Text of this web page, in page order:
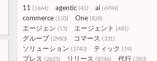
11 (1664) agentic (41) ai (6994)
commerce (103) One (828)
エージェン (15) エージェント (481)
グループ (2980) コマース (331)
ソリューション (3740) ティック (59)
プレス (2625) リリース (8746) 代行 (390)